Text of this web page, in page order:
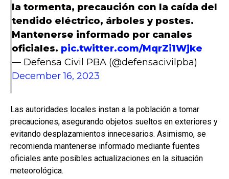
la tormenta, precaución con la caída del
tendido eléctrico, árboles y postes.
Mantenerse informado por canales
oficiales. pic.twitter.com/MqrZi1Wjke
— Defensa Civil PBA (@defensacivilpba)
December 16, 2023
Las autoridades locales instan a la población a tomar
precauciones, asegurando objetos sueltos en exteriores y
evitando desplazamientos innecesarios. Asimismo, se
recomienda mantenerse informado mediante fuentes
oficiales ante posibles actualizaciones en la situación
meteorológica.